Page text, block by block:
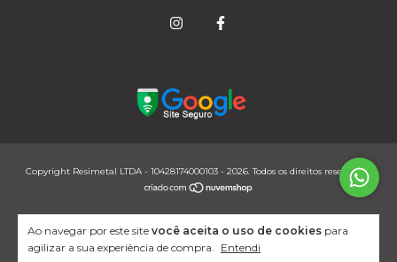
Ao navegar por este site você aceita o uso de cookies para
agilizar a sua experiência de compra. Entendi
Copyright Resimetal LTDA - 10428174000103 - 2026. Todos os direitos reservados.